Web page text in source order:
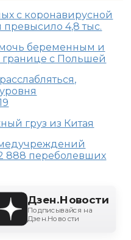
с коронавирусной
4,8 тыс.
беременным и
с Польшей
груз из Китая
888 переболевших
Дзен.Новости
Подписывайся на
Дзен.Новости